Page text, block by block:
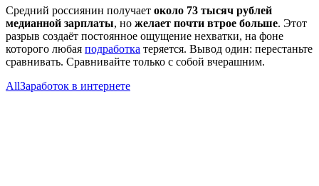
Средний россиянин получает около 73 тысяч рублей
медианной зарплаты, но желает почти втрое больше. Этот
разрыв создаёт постоянное ощущение нехватки, на фоне
которого любая подработка теряется. Вывод один: перестаньте
сравнивать. Сравнивайте только с собой вчерашним.
AllЗаработок в интернете